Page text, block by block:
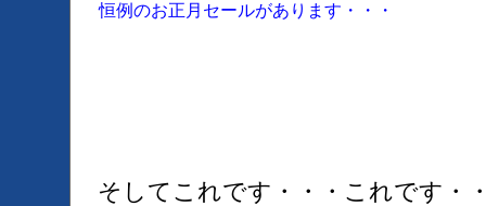
恒例のお正月セールがあります・・・
そしてこれです・・・これです・